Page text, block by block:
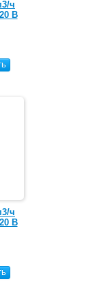
ч
В
ч
В